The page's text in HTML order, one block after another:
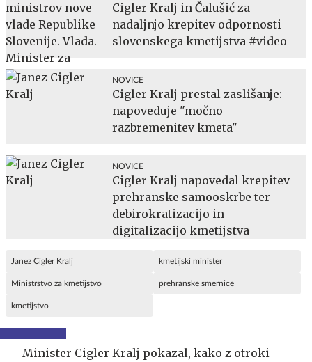
Cigler Kralj in Čalušić za
nadaljnjo krepitev odpornosti
slovenskega kmetijstva #video
NOVICE
Cigler Kralj prestal zaslišanje:
napoveduje "močno
razbremenitev kmeta"
NOVICE
Cigler Kralj napovedal krepitev
prehranske samooskrbe ter
debirokratizacijo in
digitalizacijo kmetijstva
Janez Cigler Kralj kmetijski minister
Ministrstvo za kmetijstvo prehranske smernice
kmetijstvo
Minister Cigler Kralj pokazal, kako z otroki